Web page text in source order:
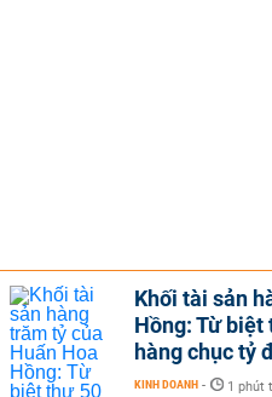
Khối tài sản
Hồng: Từ biệt
hàng chục tỷ
KINH DOANH - 1 phút